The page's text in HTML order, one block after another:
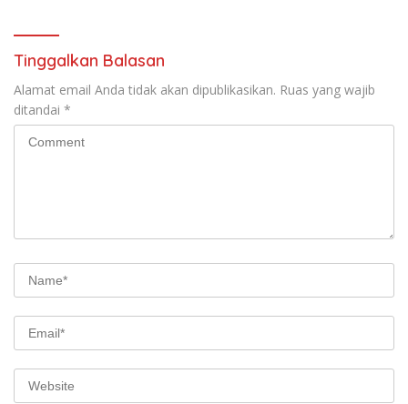
Tinggalkan Balasan
Alamat email Anda tidak akan dipublikasikan. Ruas yang wajib
ditandai *